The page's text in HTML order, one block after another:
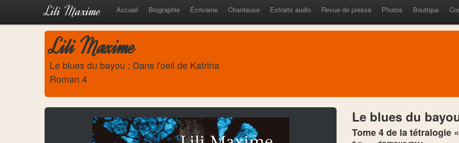
Lili Maxime Accueil Biographie Écrivaine Chanteuse Extraits audio Revue de presse Photos Boutique
Lili Maxime
Le blues du bayou : Dans l'oeil de Katrina
Roman 4
Le blues du
Tome 4 de la tétralogie